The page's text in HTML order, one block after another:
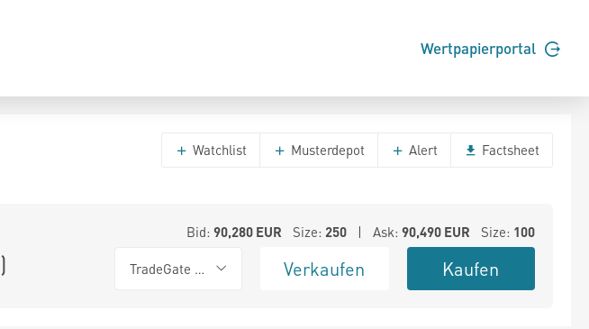
Wertpapierportal
Watchlist Musterdepot Alert Factsheet
Bid: 90,280EUR Size: 250| Ask: 90,490EUR Size: 100
) TradeGate BSX Verkaufen Kaufen